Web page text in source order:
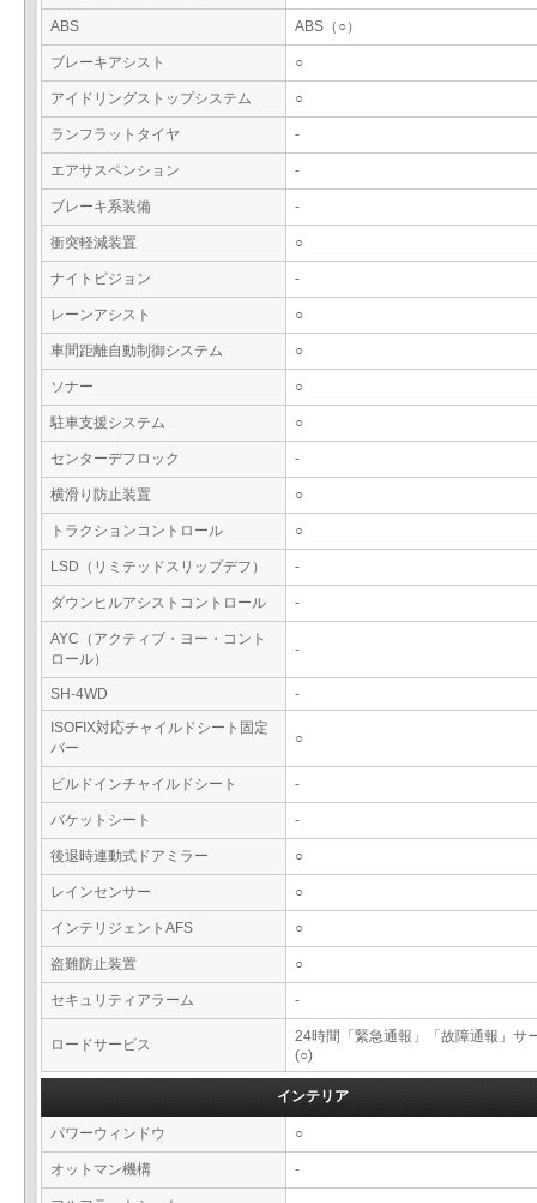
ABS ABS（○）
ブレーキアシスト ○
アイドリングストップシステム ○
ランフラットタイヤ -
エアサスペンション -
ブレーキ系装備 -
衝突軽減装置 ○
ナイトビジョン -
レーンアシスト ○
車間距離自動制御システム ○
ソナー ○
駐車支援システム ○
センターデフロック -
横滑り防止装置 ○
トラクションコントロール ○
LSD（リミテッドスリップデフ） -
ダウンヒルアシストコントロール -
AYC（アクティブ・ヨー・コント
ロール）
-
SH-4WD
-
ISOFIX対応チャイルドシート固定
バー
○
ビルドインチャイルドシート -
バケットシート -
後退時連動式ドアミラー ○
レインセンサー ○
インテリジェントAFS ○
盗難防止装置 ○
セキュリティアラーム -
ロードサービス
24時間「緊急通報」「故障通報」サ
(○)
インテリア
パワーウィンドウ ○
オットマン機構 -